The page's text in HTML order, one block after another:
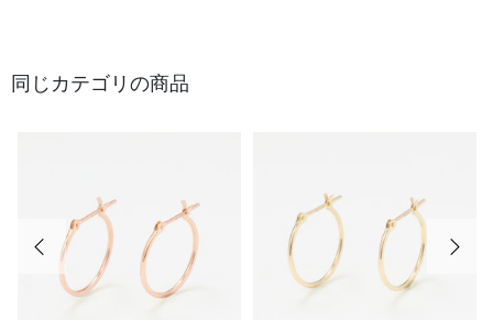
同じカテゴリの商品
前の画像